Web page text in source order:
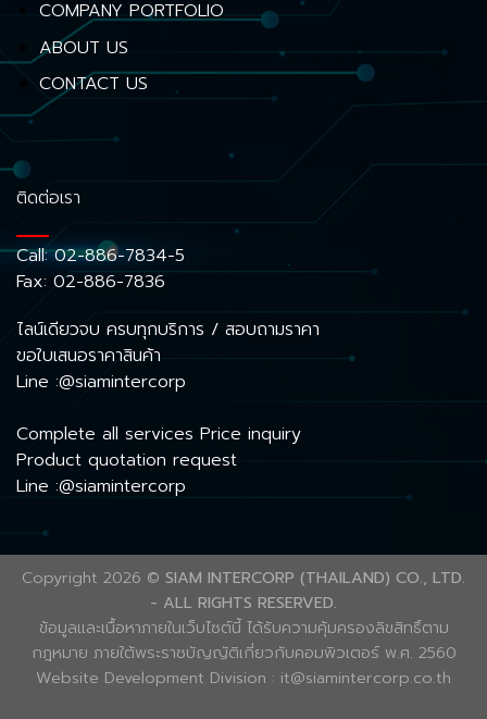
COMPANY PORTFOLIO
ABOUT US
CONTACT US
ติดต่อเรา
Call:02-886-7834-5
Fax: 02-886-7836
ไลน์เดียวจบ ครบทุกบริการ / สอบถามราคา
ขอใบเสนอราคาสินค้า
Line :@siamintercorp
Complete all services Price inquiry
Product quotation request
Line :@siamintercorp
Copyright 2026 © SIAM INTERCORP (THAILAND) CO., LTD.
- ALL RIGHTS RESERVED.
ข้อมูลและเนื้อหาภายในเว็บไซต์นี้ ได้รับความคุ้มครองลิขสิทธิ์ตาม
กฎหมาย ภายใต้พระราชบัญญัติเกี่ยวกับคอมพิวเตอร์ พ.ศ. 2560
Website Development Division : it@siamintercorp.co.th